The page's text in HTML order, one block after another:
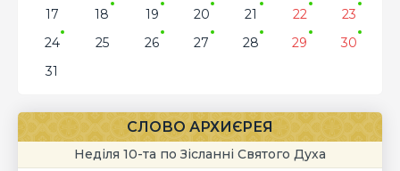
17
18 19 20 21 22
23
24
25 26 27 28 29
30
31
СЛОВО АРХИЄРЕЯ
Неділя 10-та по Зісланні Святого Духа